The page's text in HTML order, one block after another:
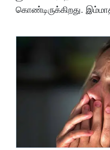
கொண்டிருக்கிறது.